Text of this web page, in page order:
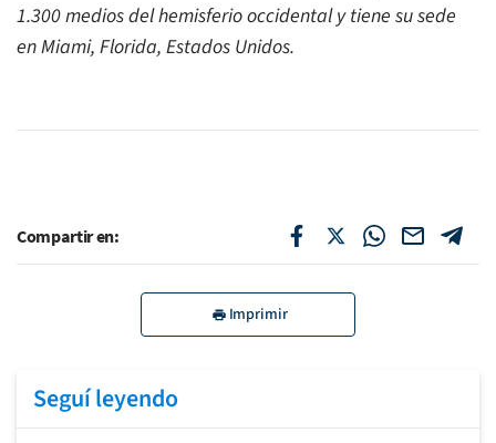
1.300 medios del hemisferio occidental y tiene su sede
en Miami, Florida, Estados Unidos.
Compartir en:
Imprimir
Seguí leyendo